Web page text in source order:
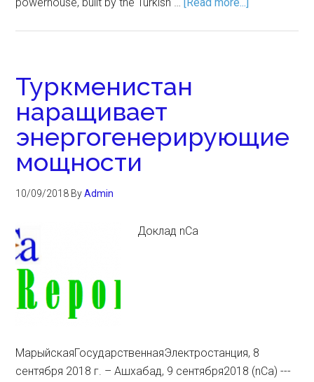
Туркменистан
наращивает
энергогенерирующие
мощности
10/09/2018 ByAdmin
Доклад nCa
МарыйскаяГосударственнаяЭлектростанция, 8
сентября 2018 г. – Ашхабад, 9 сентября2018 (nCa) ---